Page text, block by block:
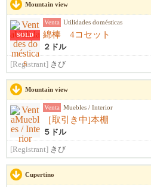
Mountain view
SOLD
Venta Utilidades domésticas
綿棒 4コセット
２ドル
[Registrant] きび
Mountain view
Venta Muebles / Interior
［取引き中]本棚
５ドル
[Registrant] きび
Cupertino